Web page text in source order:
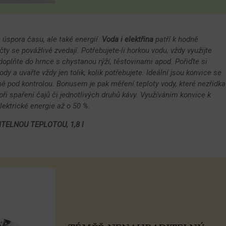
času, ale také energií. Voda i elektřina patří k hodně
se povážlivě zvedají. Potřebujete-li horkou vodu, vždy využijte
do hrnce s chystanou rýží, těstovinami apod. Pořiďte si
a uvařte vždy jen tolik, kolik potřebujete. Ideální jsou konvice se
pod kontrolou. Bonusem je pak měření teploty vody, které nezřídka
spaření čajů či jednotlivých druhů kávy. Využíváním konvice k
energie až o 50 %.
TEPLOTOU, 1,8 l